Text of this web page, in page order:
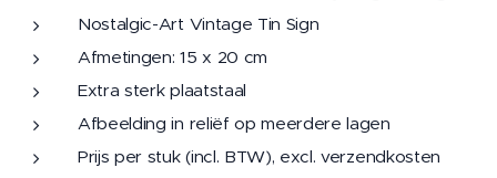
Nostalgic-Art Vintage Tin Sign
Afmetingen: 15 x 20 cm
Extra sterk plaatstaal
Afbeelding in reliëf op meerdere lagen
Prijs per stuk (incl. BTW), excl. verzendkosten